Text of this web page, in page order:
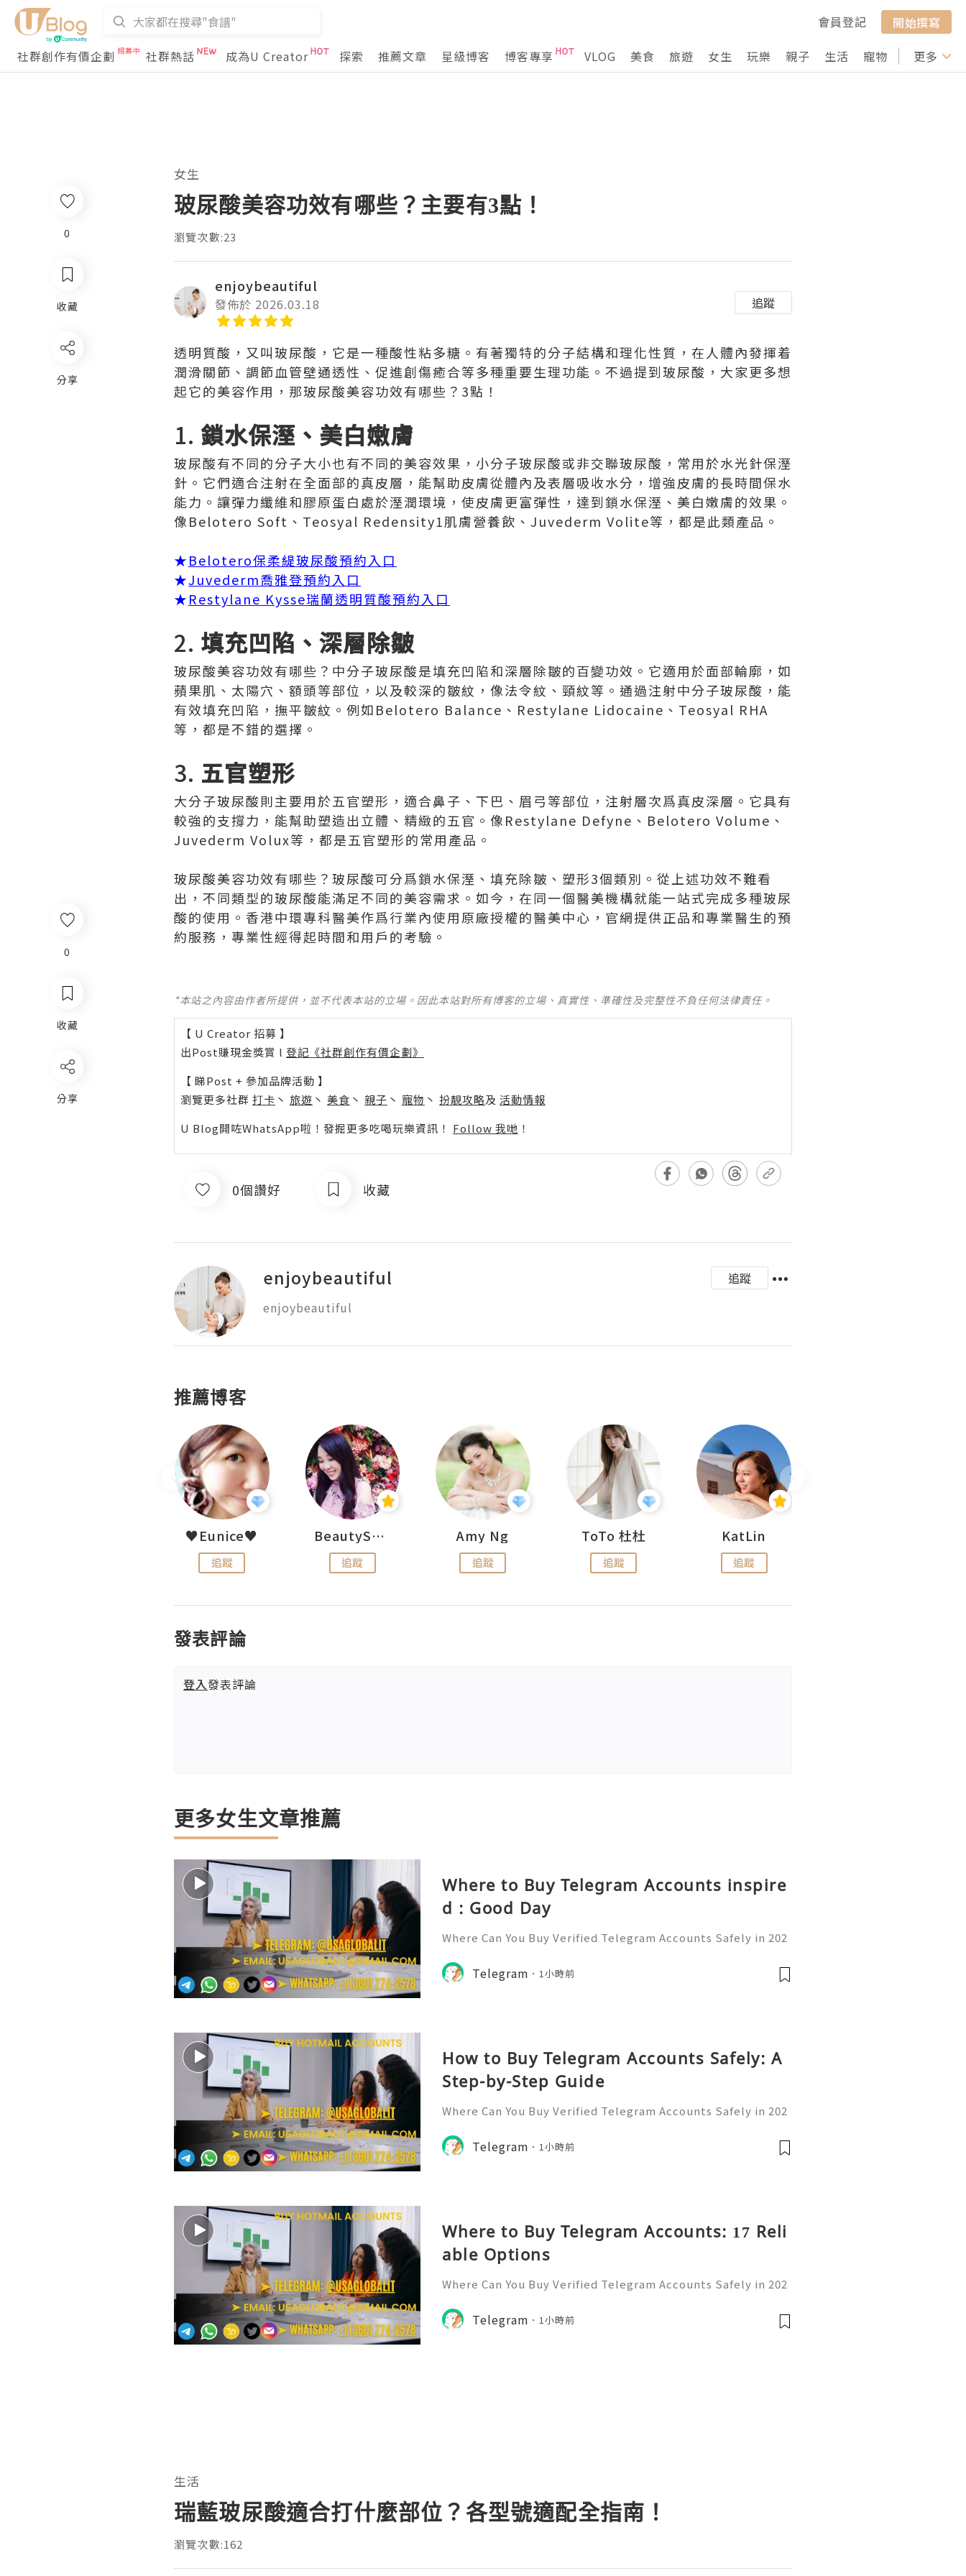
會員登記
開始撰寫
社群創作有價企劃
社群熱話 成為U Creator 探索 推薦文章 星級博客 博客專享 VLOG 美食 旅遊 女生 玩樂 親子 生活 寵物 行山 打卡
更多
0
收藏
分享
女生
玻尿酸美容功效有哪些？主要有3點！
瀏覽次數:23
enjoybeautiful
發佈於 2026.03.18 追蹤
透明質酸，又叫玻尿酸，它是一種酸性粘多糖。有著獨特的分子結構和理化性質，在人體內發揮着
潤滑關節、調節血管壁通透性、促進創傷癒合等多種重要生理功能。不過提到玻尿酸，大家更多想
起它的美容作用，那玻尿酸美容功效有哪些？3點！
1. 鎖水保溼、美白嫩膚
玻尿酸有不同的分子大小也有不同的美容效果，小分子玻尿酸或非交聯玻尿酸，常用於水光針保溼
針。它們適合注射在全面部的真皮層，能幫助皮膚從體內及表層吸收水分，增強皮膚的長時間保水
能力。讓彈力纖維和膠原蛋白處於溼潤環境，使皮膚更富彈性，達到鎖水保溼、美白嫩膚的效果。
像Belotero Soft、Teosyal Redensity1肌膚營養飲、Juvederm Volite等，都是此類產品。
★Belotero保柔緹玻尿酸預約入口
★Juvederm喬雅登預約入口
★Restylane Kysse瑞蘭透明質酸預約入口
2. 填充凹陷、深層除皺
玻尿酸美容功效有哪些？中分子玻尿酸是填充凹陷和深層除皺的百變功效。它適用於面部輪廓，如
蘋果肌、太陽穴、額頭等部位，以及較深的皺紋，像法令紋、頸紋等。通過注射中分子玻尿酸，能
有效填充凹陷，撫平皺紋。例如Belotero Balance、Restylane Lidocaine、Teosyal RHA
等，都是不錯的選擇。
3. 五官塑形
大分子玻尿酸則主要用於五官塑形，適合鼻子、下巴、眉弓等部位，注射層次爲真皮深層。它具有
較強的支撐力，能幫助塑造出立體、精緻的五官。像Restylane Defyne、Belotero Volume、
Juvederm Volux等，都是五官塑形的常用產品。
玻尿酸美容功效有哪些？玻尿酸可分爲鎖水保溼、填充除皺、塑形3個類別。從上述功效不難看
出，不同類型的玻尿酸能滿足不同的美容需求。如今，在同一個醫美機構就能一站式完成多種玻尿
酸的使用。香港中環專科醫美作爲行業內使用原廠授權的醫美中心，官網提供正品和專業醫生的預
約服務，專業性經得起時間和用戶的考驗。
*本站之內容由作者所提供，並不代表本站的立場。因此本站對所有博客的立場、真實性、準確性及完整性不負任何法律責任。
【 U Creator 招募 】
出Post賺現金獎賞 l 登記《社群創作有價企劃》
【 睇Post + 參加品牌活動 】
瀏覽更多社群 打卡 丶 旅遊 丶 美食 丶 親子 丶 寵物 丶 扮靚攻略及 活動情報
U Blog開咗WhatsApp啦！發掘更多吃喝玩樂資訊！ Follow 我哋 ！
0個讚好 收藏
enjoybeautiful
追蹤
enjoybeautiful
推薦博客
♥Eunice♥
追蹤
BeautySearch
追蹤
Amy Ng
追蹤
ToTo 杜杜
追蹤
KatLin
追蹤
發表評論
登入發表評論
更多女生文章推薦
Where to Buy Telegram Accounts inspire
d : Good Day
Where Can You Buy Verified Telegram Accounts Safely in 202
p to a multifaceted platform for communication, business,
and community 👍👍👍👍👍👍👍👍👍👍👍👍
Telegram 1小時前
How to Buy Telegram Accounts Safely: A
Step-by-Step Guide
Where Can You Buy Verified Telegram Accounts Safely in 202
p to a multifaceted platform for communication, business,
and community 👍👍👍👍👍👍👍👍👍👍👍👍
Telegram 1小時前
Where to Buy Telegram Accounts: 17 Reli
able Options
Where Can You Buy Verified Telegram Accounts Safely in 202
p to a multifaceted platform for communication, business,
and community 👍👍👍👍👍👍👍👍👍👍👍👍
Telegram 1小時前
0
收藏
分享
生活
瑞藍玻尿酸適合打什麼部位？各型號適配全指南！
瀏覽次數:162